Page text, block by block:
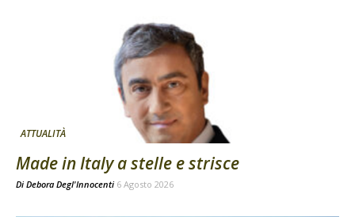
ATTUALITÀ
Made in Italy a stelle e strisce
Di Debora Degl'Innocenti 6 Agosto 2026